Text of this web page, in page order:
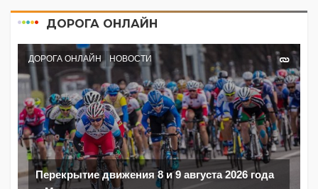
ДОРОГА ОНЛАЙН
ДОРОГА ОНЛАЙН НОВОСТИ
Перекрытие движения 8 и 9 августа 2026 года